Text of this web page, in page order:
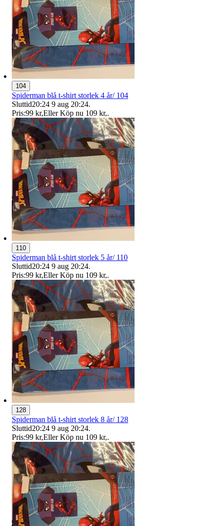
104
Spiderman blå t-shirt storlek 4 år/ 104
Sluttid20:24 9 aug 20:24.
Pris:99 kr,Eller Köp nu 109 kr,.
110
Spiderman blå t-shirt storlek 5 år/ 110
Sluttid20:24 9 aug 20:24.
Pris:99 kr,Eller Köp nu 109 kr,.
128
Spiderman blå t-shirt storlek 8 år/ 128
Sluttid20:24 9 aug 20:24.
Pris:99 kr,Eller Köp nu 109 kr,.